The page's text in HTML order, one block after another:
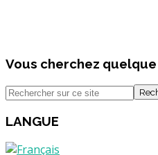
Vous cherchez quelque
LANGUE